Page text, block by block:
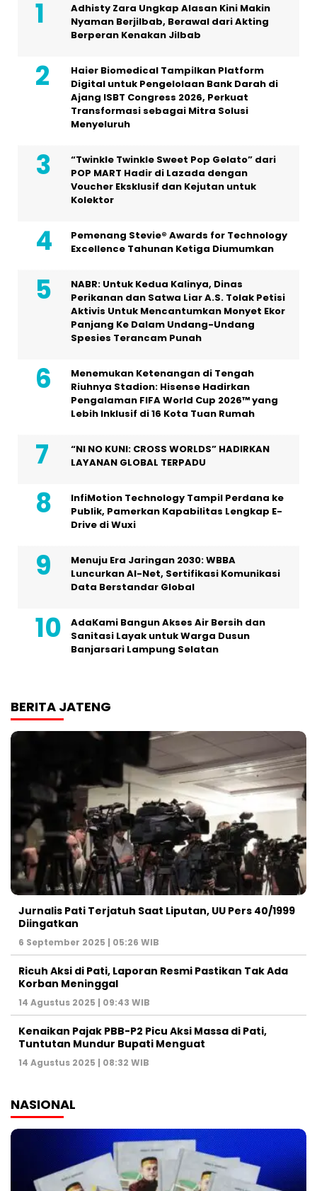
Adhisty Zara Ungkap Alasan Kini Makin
Nyaman Berjilbab, Berawal dari Akting
Berperan Kenakan Jilbab
Haier Biomedical Tampilkan Platform
Digital untuk Pengelolaan Bank Darah di
Ajang ISBT Congress 2026, Perkuat
Transformasi sebagai Mitra Solusi
Menyeluruh
“Twinkle Twinkle Sweet Pop Gelato” dari
POP MART Hadir di Lazada dengan
Voucher Eksklusif dan Kejutan untuk
Kolektor
Pemenang Stevie® Awards for Technology
Excellence Tahunan Ketiga Diumumkan
NABR: Untuk Kedua Kalinya, Dinas
Perikanan dan Satwa Liar A.S. Tolak Petisi
Aktivis Untuk Mencantumkan Monyet Ekor
Panjang Ke Dalam Undang-Undang
Spesies Terancam Punah
Menemukan Ketenangan di Tengah
Riuhnya Stadion: Hisense Hadirkan
Pengalaman FIFA World Cup 2026™ yang
Lebih Inklusif di 16 Kota Tuan Rumah
“NI NO KUNI: CROSS WORLDS” HADIRKAN
LAYANAN GLOBAL TERPADU
InfiMotion Technology Tampil Perdana ke
Publik, Pamerkan Kapabilitas Lengkap E-
Drive di Wuxi
Menuju Era Jaringan 2030: WBBA
Luncurkan AI-Net, Sertifikasi Komunikasi
Data Berstandar Global
AdaKami Bangun Akses Air Bersih dan
Sanitasi Layak untuk Warga Dusun
Banjarsari Lampung Selatan
BERITA JATENG
Jurnalis Pati Terjatuh Saat Liputan, UU Pers 40/1999
Diingatkan
6 September 2025 | 05:26 WIB
Ricuh Aksi di Pati, Laporan Resmi Pastikan Tak Ada
Korban Meninggal
14 Agustus 2025 | 09:43 WIB
Kenaikan Pajak PBB-P2 Picu Aksi Massa di Pati,
Tuntutan Mundur Bupati Menguat
14 Agustus 2025 | 08:32 WIB
NASIONAL